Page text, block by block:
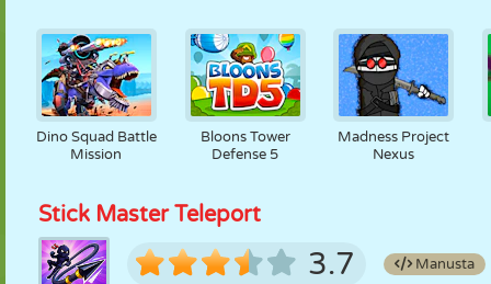
Dino Squad Battle
Mission
Bloons Tower
Defense 5
Madness Project
Nexus
Stick Master Teleport
3.7 Manusta